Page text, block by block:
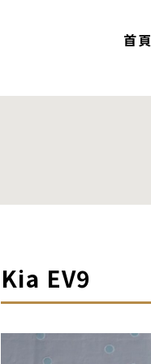
首頁
Kia EV9